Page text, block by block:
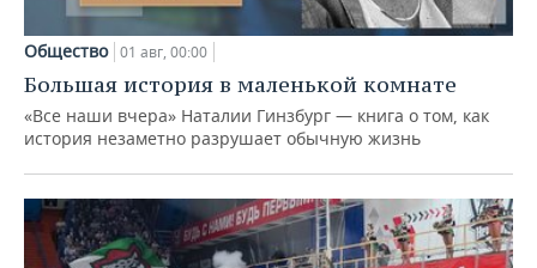
Общество 01 авг, 00:00
Большая история в маленькой комнате
«Все наши вчера» Наталии Гинзбург — книга о том, как
история незаметно разрушает обычную жизнь